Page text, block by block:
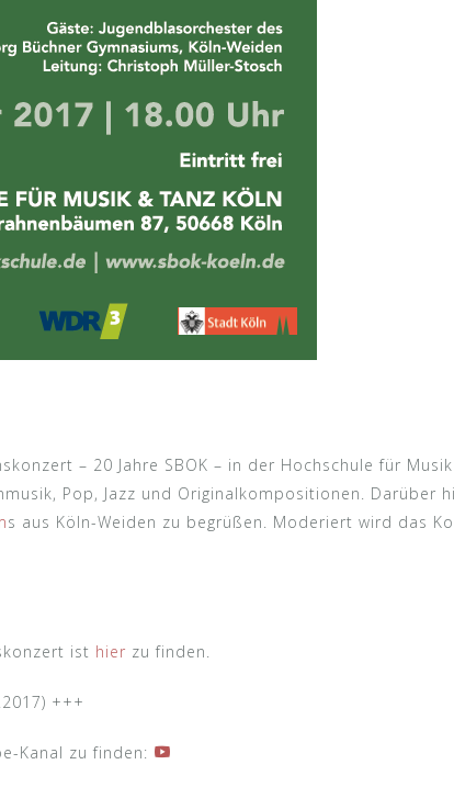
– 20 Jahre SBOK – in der Hochschule für
Pop, Jazz und Originalkompositionen. Darüber
s aus Köln-Weiden zu begrüßen. Moderiert wird das
ist hier zu finden.
+++
Kanal zu finden: